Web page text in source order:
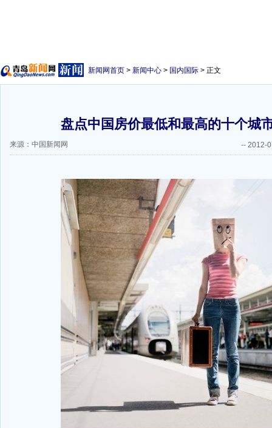
新闻网首页 > 新闻中心 > 国内国际 > 正文
盘点中国房价最低和最高的十个城
来源：中国新闻网 -- 2012-